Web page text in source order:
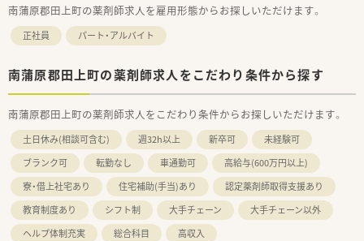
南蒲原郡田上町の薬剤師求人を雇用形態からお探しいただけます。
正社員 パート・アルバイト
南蒲原郡田上町の薬剤師求人をこだわり条件から探す
南蒲原郡田上町の薬剤師求人をこだわり条件からお探しいただけます。
土日休み(相談可含む) 週32h以上 新卒可
未経験可
ブランク可
転勤なし 車通勤可
高給与(600万円以上)
寮・借上社宅あり
住宅補助(手当)あり
認定薬剤師取得支援あり
教育制度あり
シフト制 大手チェーン
大手チェーン以外
ヘルプ体制充実
総合科目 高収入